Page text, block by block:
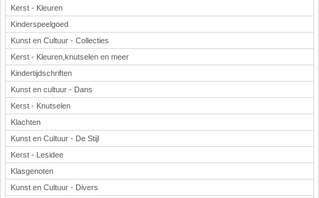
Kerst - Kleuren
Kinderspeelgoed
Kunst en Cultuur - Collecties
Kerst - Kleuren,knutselen en meer
Kindertijdschriften
Kunst en cultuur - Dans
Kerst - Knutselen
Klachten
Kunst en Cultuur - De Stijl
Kerst - Lesidee
Klasgenoten
Kunst en Cultuur - Divers